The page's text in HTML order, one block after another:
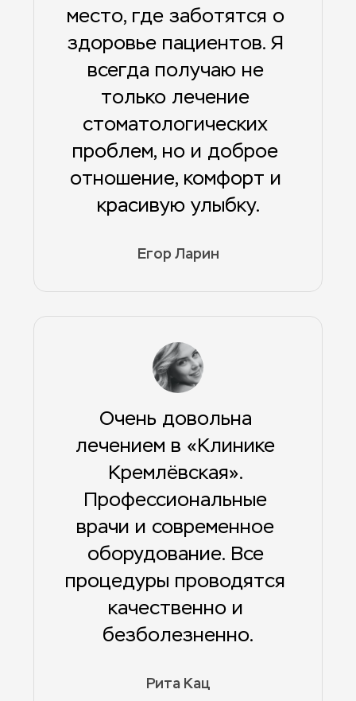
место, где заботятся о
здоровье пациентов. Я
всегда получаю не
только лечение
стоматологических
проблем, но и доброе
отношение, комфорт и
красивую улыбку.
Егор Ларин
Очень довольна
лечением в «Клинике
Кремлёвская».
Профессиональные
врачи и современное
оборудование. Все
процедуры проводятся
качественно и
безболезненно.
Рита Кац